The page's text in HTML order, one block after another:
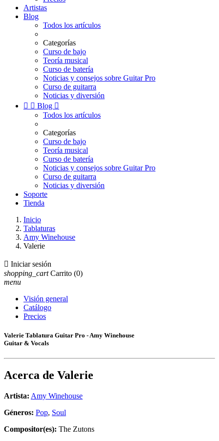
Artistas
Blog
Todos los artículos
Categorías
Curso de bajo
Teoría musical
Curso de batería
Noticias y consejos sobre Guitar Pro
Curso de guitarra
Noticias y diversión
  Blog 
Todos los artículos
Categorías
Curso de bajo
Teoría musical
Curso de batería
Noticias y consejos sobre Guitar Pro
Curso de guitarra
Noticias y diversión
Soporte
Tienda
Inicio
Tablaturas
Amy Winehouse
Valerie
 Iniciar sesión
shopping_cart Carrito (0)
menu
Visión general
Catálogo
Precios
Valerie Tablatura Guitar Pro - Amy Winehouse
Guitar & Vocals
Acerca de Valerie
Artista: Amy Winehouse
Géneros: Pop, Soul
Compositor(es): The Zutons